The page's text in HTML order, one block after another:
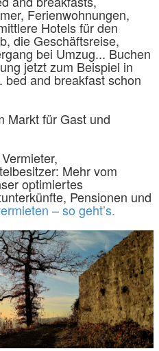
Ferienwohnungen,
Hotels für den
die Geschäftsreise,
bei Umzug... Buchen
jetzt zum Beispiel in
and breakfast schon
Markt für Gast und
Mehr vom
optimiertes
Pensionen und
– so geht’s.